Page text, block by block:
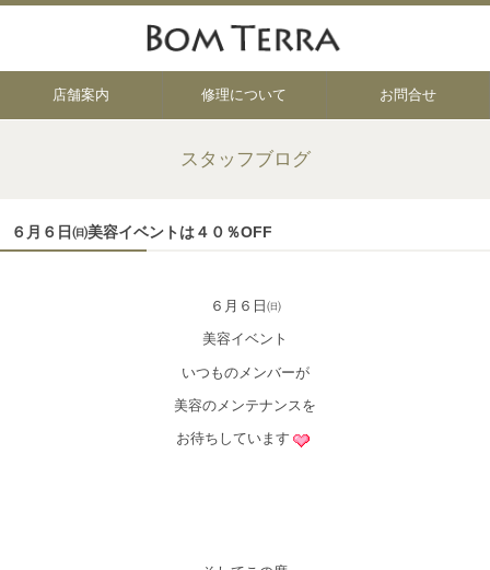
店舗案内 修理について お問合せ
スタッフブログ
６月６日㈰美容イベントは４０％OFF
６月６日㈰
美容イベント
いつものメンバーが
美容のメンテナンスを
お待ちしています